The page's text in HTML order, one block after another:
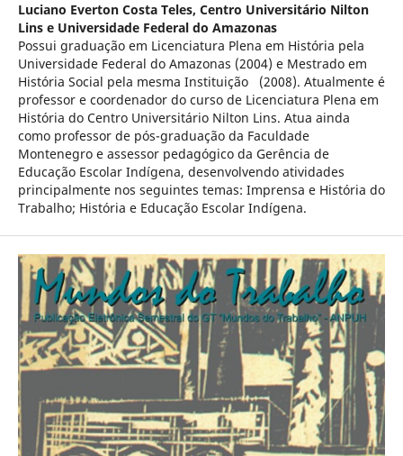
Luciano Everton Costa Teles, Centro Universitário Nilton
Lins e Universidade Federal do Amazonas
Possui graduação em Licenciatura Plena em História pela
Universidade Federal do Amazonas (2004) e Mestrado em
História Social pela mesma Instituição (2008). Atualmente é
professor e coordenador do curso de Licenciatura Plena em
História do Centro Universitário Nilton Lins. Atua ainda
como professor de pós-graduação da Faculdade
Montenegro e assessor pedagógico da Gerência de
Educação Escolar Indígena, desenvolvendo atividades
principalmente nos seguintes temas: Imprensa e História do
Trabalho; História e Educação Escolar Indígena.